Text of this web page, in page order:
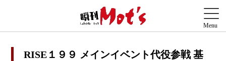
RISE１９９ メインイベント代役参戦 基